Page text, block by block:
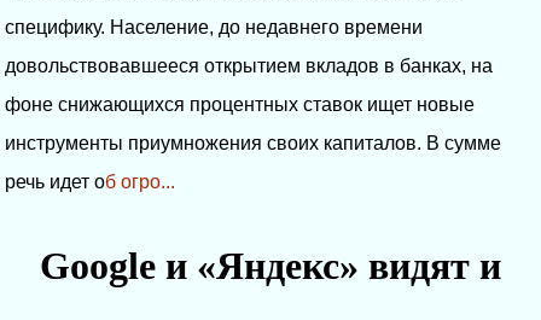
специфику. Население, до недавнего времени
довольствовавшееся открытием вкладов в банках, на
фоне снижающихся процентных ставок ищет новые
инструменты приумножения своих капиталов. В сумме
речь идет об огро...
Google и «Яндекс» видят и